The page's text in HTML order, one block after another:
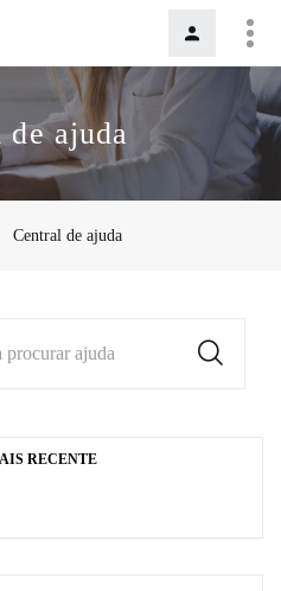
de ajuda
Central de ajuda
procurar ajuda
RECENTE